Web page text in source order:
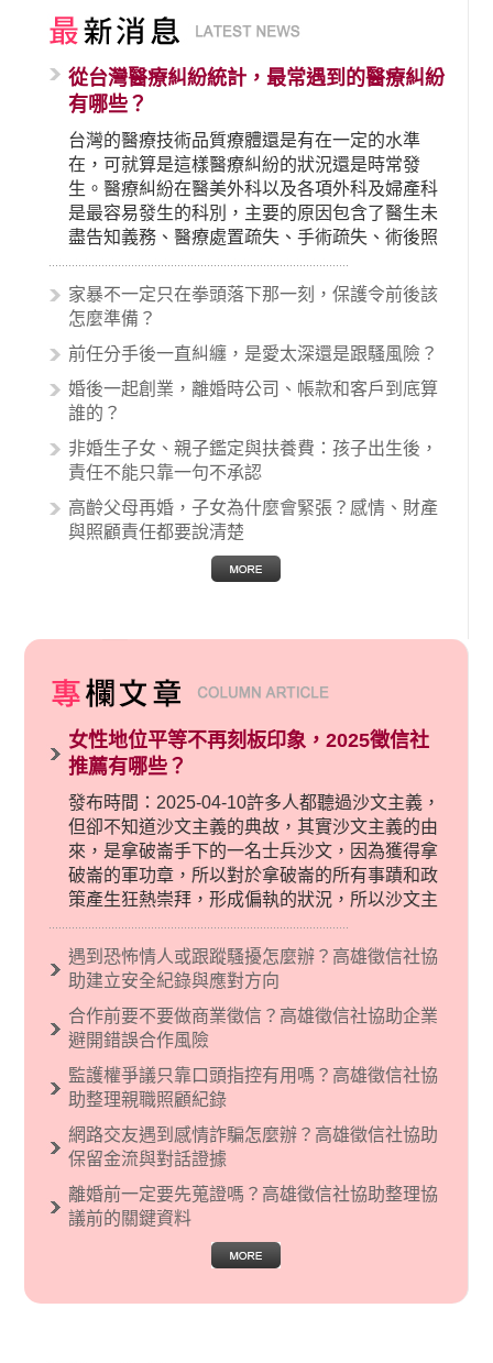
從台灣醫療糾紛統計，最常遇到的醫療糾紛
有哪些？
台灣的醫療技術品質療體還是有在一定的水準
在，可就算是這樣醫療糾紛的狀況還是時常發
生。醫療糾紛在醫美外科以及各項外科及婦產科
是最容易發生的科別，主要的原因包含了醫生未
盡告知義務、醫療處置疏失、手術疏失、術後照
顧失當、醫療費用的收取。雖然醫學進步，但醫
生與病患之間引起的糾紛還是經常發生。很多案
例中最後都走向訴訟流程，我們如果不幸遇到相
的內容其實非常多，有些案例…
家暴不一定只在拳頭落下那一刻，保護令前後該
怎麼準備？
前任分手後一直糾纏，是愛太深還是跟騷風險？
婚後一起創業，離婚時公司、帳款和客戶到底算
誰的？
非婚生子女、親子鑑定與扶養費：孩子出生後，
責任不能只靠一句不承認
高齡父母再婚，子女為什麼會緊張？感情、財產
與照顧責任都要說清楚
女性地位平等不再刻板印象，2025徵信社
推薦有哪些？
發布時間：2025-04-10許多人都聽過沙文主義，
但卻不知道沙文主義的典故，其實沙文主義的由
來，是拿破崙手下的一名士兵沙文，因為獲得拿
破崙的軍功章，所以對於拿破崙的所有事蹟和政
策產生狂熱崇拜，形成偏執的狀況，所以沙文主
義後來就被拿來暗指偏見和歧視，而且有沙文主
義傾向的人，通常對於自己的國家和民族有超強
烈的卓越感，因而瞧不起其他國家的人，所以沙
現了男性沙文…
遇到恐怖情人或跟蹤騷擾怎麼辦？高雄徵信社協
助建立安全紀錄與應對方向
合作前要不要做商業徵信？高雄徵信社協助企業
避開錯誤合作風險
監護權爭議只靠口頭指控有用嗎？高雄徵信社協
助整理親職照顧紀錄
網路交友遇到感情詐騙怎麼辦？高雄徵信社協助
保留金流與對話證據
離婚前一定要先蒐證嗎？高雄徵信社協助整理協
議前的關鍵資料